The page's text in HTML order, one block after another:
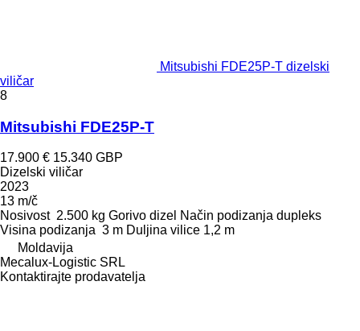
Mitsubishi FDE25P-T dizelski
viličar
8
Mitsubishi FDE25P-T
17.900 € 15.340 GBP
Dizelski viličar
2023
13 m/č
Nosivost 2.500 kg Gorivo dizel Način podizanja dupleks
Visina podizanja 3 m Duljina vilice 1,2 m
Moldavija
Mecalux-Logistic SRL
Kontaktirajte prodavatelja